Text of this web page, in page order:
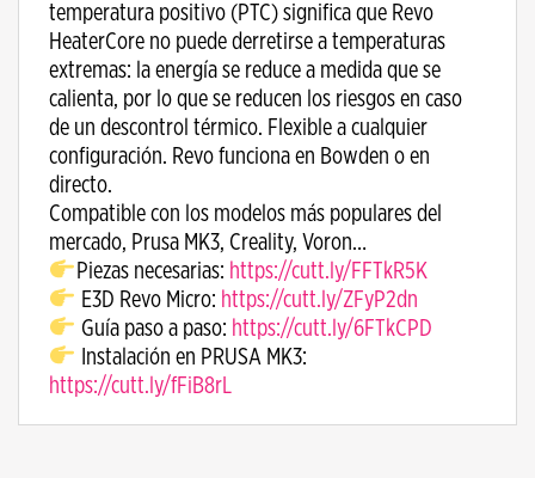
temperatura positivo (PTC) significa que Revo
HeaterCore no puede derretirse a temperaturas
extremas: la energía se reduce a medida que se
calienta, por lo que se reducen los riesgos en caso
de un descontrol térmico. Flexible a cualquier
configuración. Revo funciona en Bowden o en
directo.
Compatible con los modelos más populares del
mercado, Prusa MK3, Creality, Voron…
Piezas necesarias: https://cutt.ly/FFTkR5K
E3D Revo Micro: https://cutt.ly/ZFyP2dn
Guía paso a paso: https://cutt.ly/6FTkCPD
Instalación en PRUSA MK3:
https://cutt.ly/fFiB8rL